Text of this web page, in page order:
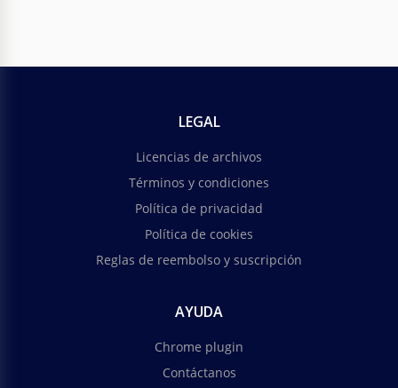
LEGAL
Licencias de archivos
Términos y condiciones
Política de privacidad
Política de cookies
Reglas de reembolso y suscripción
AYUDA
Chrome plugin
Contáctanos